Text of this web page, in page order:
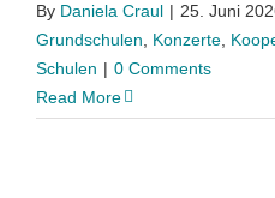
By Daniela Craul | 25. Juni
Grundschulen
Konzerte
Schulen | 0 Comments
Read More